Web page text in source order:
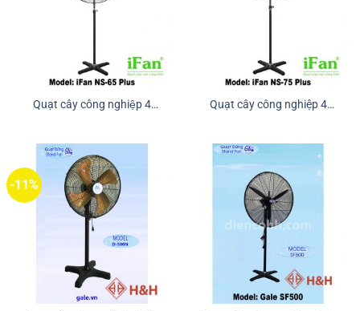
Quạt cây công nghiệp 4
Quạt cây công nghiệp 4
-11%